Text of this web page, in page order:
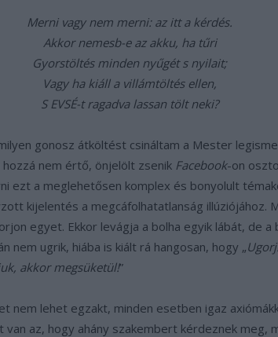
Merni vagy nem merni: az itt a kérdés.
Akkor nemesb-e az akku, ha tűri
Gyorstöltés minden nyűgét s nyilait;
Vagy ha kiáll a villámtöltés ellen,
S EVSÉ-t ragadva lassan tölt neki?
gonosz átköltést csináltam a Mester
nem értő, önjelölt zsenik Facebook-on
ezt a meglehetősen komplex és bonyolult
kijelentés a megcáfolhatatlanság
egyet. Ekkor levágja a bolha egyik lábát, de
nem ugrik, hiába is kiált rá hangosan, hogy „
akkor megsüketül!”
nem lehet egzakt, minden esetben igaz
az, hogy ahány szakembert kérdeznek meg,